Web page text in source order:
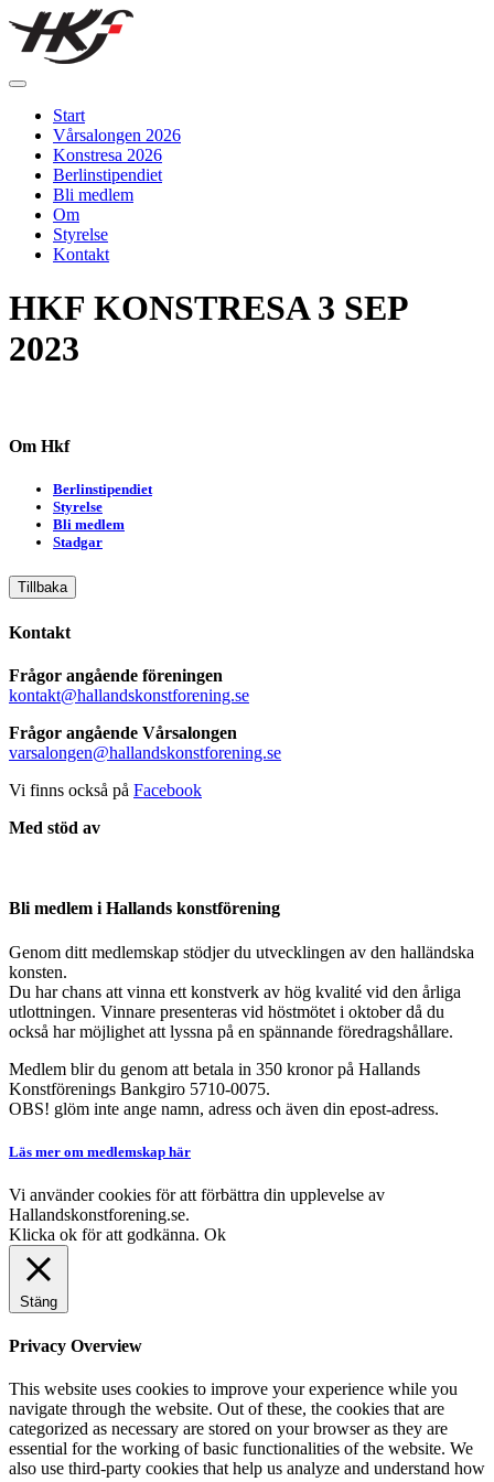
Skip
to
content
Start
Vårsalongen 2026
Konstresa 2026
Berlinstipendiet
Bli medlem
Om
Styrelse
Kontakt
HKF KONSTRESA 3 SEP
2023
Om Hkf
Berlinstipendiet
Styrelse
Bli medlem
Stadgar
Tillbaka
Kontakt
Frågor angående föreningen
kontakt@hallandskonstforening.se
Frågor angående Vårsalongen
varsalongen@hallandskonstforening.se
Vi finns också på Facebook
Med stöd av
Bli medlem i Hallands konstförening
Genom ditt medlemskap stödjer du utvecklingen av den halländska
konsten.
Du har chans att vinna ett konstverk av hög kvalité vid den årliga
utlottningen. Vinnare presenteras vid höstmötet i oktober då du
också har möjlighet att lyssna på en spännande föredragshållare.
Medlem blir du genom att betala in 350 kronor på Hallands
Konstförenings Bankgiro 5710-0075.
OBS! glöm inte ange namn, adress och även din epost-adress.
Läs mer om medlemskap här
Vi använder cookies för att förbättra din upplevelse av
Hallandskonstforening.se.
Klicka ok för att godkänna. Ok
Stäng
Privacy Overview
This website uses cookies to improve your experience while you
navigate through the website. Out of these, the cookies that are
categorized as necessary are stored on your browser as they are
essential for the working of basic functionalities of the website. We
also use third-party cookies that help us analyze and understand how